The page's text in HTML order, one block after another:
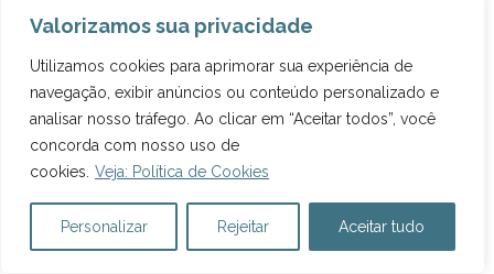
Valorizamos sua privacidade
Utilizamos cookies para aprimorar sua experiência de
navegação, exibir anúncios ou conteúdo personalizado e
analisar nosso tráfego. Ao clicar em “Aceitar todos”, você
concorda com nosso uso de
cookies. Veja: Política de Cookies
Personalizar Rejeitar Aceitar tudo
mar sem nenhuma preocupação.
Além disso, não tivemos nenhuma notícia de
assalto ou algo do tipo. Ninguém nos alertou
sobre batedor de carteira, roubo e nem nada
do tipo.
que o centro da capital é seguro, mas que fica
muito vazio à noite. Ele nos recomendou ter o